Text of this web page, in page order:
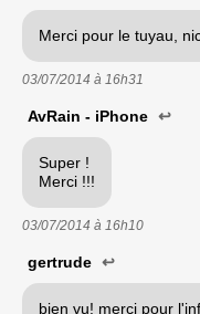
Merci pour le tuyau,
03/07/2014 à 16h31
AvRain - iPhone ↩
Super !
Merci !!!
03/07/2014 à 16h10
gertrude ↩
bien vu! merci pour